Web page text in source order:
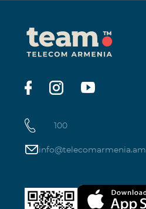
100
info@telecomarmenia.am